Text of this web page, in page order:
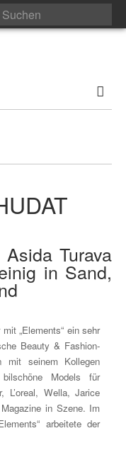
Asida Turava
in Sand,
„Elements“ ein sehr
Beauty & Fashion-
mit seinem Kollegen
Models für
L’oreal, Wella, Jarice
in Szene. Im
arbeitete der